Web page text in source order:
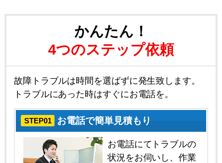
かんたん！
4つのステップ依頼
故障トラブルは時間を選ばずに発生致します。
トラブルにあった時はすぐにお電話を。
STEP01 お電話で簡単見積もり
お電話にてトラブルの
状況をお伺いし、作業